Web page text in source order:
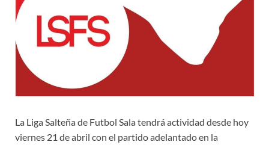
La Liga Salteña de Futbol Sala tendrá actividad desde hoy
viernes 21 de abril con el partido adelantado en la